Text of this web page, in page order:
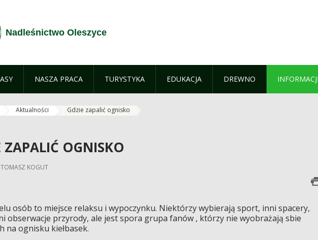
Nadleśnictwo Oleszyce
NASZA PRACA TURYSTYKA EDUKACJA DREWNO
Aktualności Gdzie zapalić ognisko
ZAPALIĆ OGNISKO
KOGUT
osób to miejsce relaksu i wypoczynku. Niektórzy wybierają sport, inni spacery,
obserwacje przyrody, ale jest spora grupa fanów , którzy nie wyobrażają sbie
na ognisku kiełbasek.